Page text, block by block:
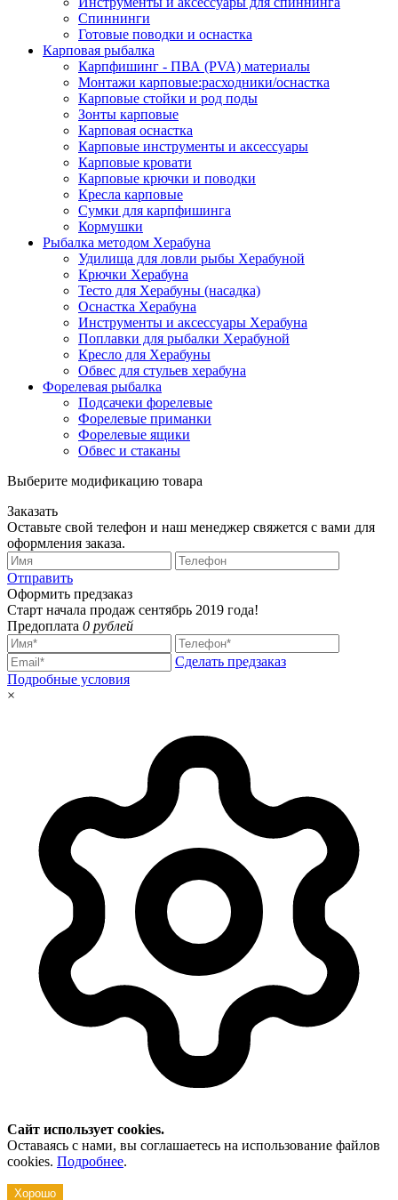
Спиннинги
Готовые поводки и оснастка
Карповая рыбалка
Карпфишинг - ПВА (PVA) материалы
Монтажи карповые:расходники/оснастка
Карповые стойки и род поды
Зонты карповые
Карповая оснастка
Карповые инструменты и аксессуары
Карповые кровати
Карповые крючки и поводки
Кресла карповые
Сумки для карпфишинга
Кормушки
Рыбалка методом Херабуна
Удилища для ловли рыбы Херабуной
Крючки Херабуна
Тесто для Херабуны (насадка)
Оснастка Херабуна
Инструменты и аксессуары Херабуна
Поплавки для рыбалки Херабуной
Кресло для Херабуны
Обвес для стульев херабуна
Форелевая рыбалка
Подсачеки форелевые
Форелевые приманки
Форелевые ящики
Обвес и стаканы
Выберите модификацию товара
Заказать
Оставьте свой телефон и наш менеджер свяжется с вами для
оформления заказа.
Отправить
Оформить предзаказ
Старт начала продаж сентябрь 2019 года!
Предоплата 0 рублей
Сделать предзаказ
Подробные условия
×
Сайт использует cookies.
Оставаясь с нами, вы соглашаетесь на использование файлов
cookies. Подробнее.
Хорошо